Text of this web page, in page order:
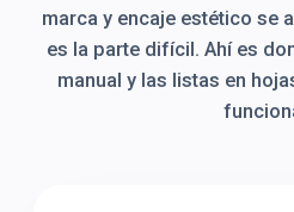
marca y encaje estético se
es la parte difícil. Ahí es
manual y las listas en